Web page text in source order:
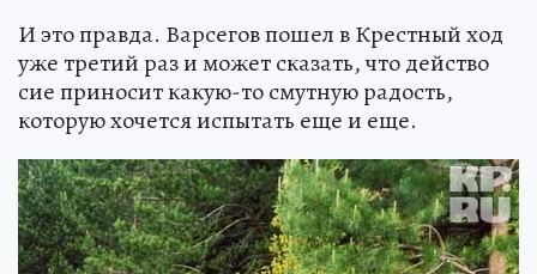
И это правда. Варсегов пошел в Крестный ход
уже третий раз и может сказать, что действо
сие приносит какую-то смутную радость,
которую хочется испытать еще и еще.